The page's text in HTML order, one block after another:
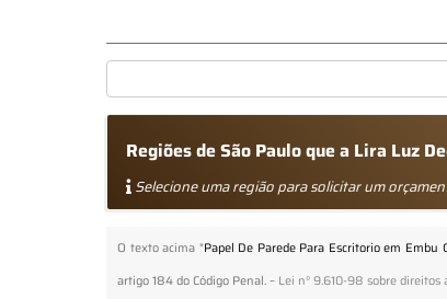
Regiões de São Paulo que a Lira Luz
Selecione uma região para solicitar um
O texto acima "Papel De Parede Para Escritorio em Embu
artigo 184 do Código Penal. – Lei n° 9.610-98 sobre direitos